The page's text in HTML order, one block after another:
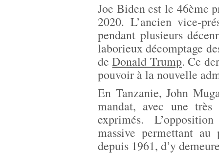
Joe Biden est le 46ème
2020. L’ancien vice-
pendant plusieurs
laborieux décomptage
deDonald Trump. Ce
pouvoir à la nouvelle
En Tanzanie, John
mandat, avec une très
exprimés.
massive permettant
depuis 1961, d’y